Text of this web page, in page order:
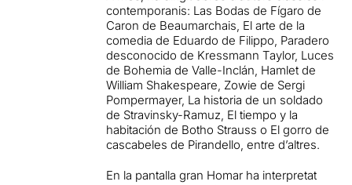
contemporanis: Las Bodas de Fígaro de
Caron de Beaumarchais, El arte de la
comedia de Eduardo de Filippo, Paradero
desconocido de Kressmann Taylor, Luces
de Bohemia de Valle-Inclán, Hamlet de
William Shakespeare, Zowie de Sergi
Pompermayer, La historia de un soldado
de Stravinsky-Ramuz, El tiempo y la
habitación de Botho Strauss o El gorro de
cascabeles de Pirandello, entre d’altres.
En la pantalla gran Homar ha interpretat